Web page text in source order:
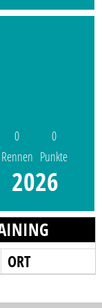
0
Rennen
0
Punkte
2026
ORT